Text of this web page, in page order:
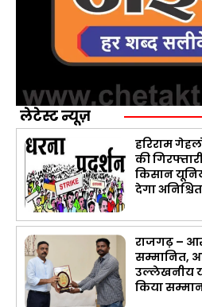
लेटेस्ट न्यूज़
हरिराम
की
किसान
देगा
राजगढ़ –
सम्मानित,
उल्लेखनीय
किया